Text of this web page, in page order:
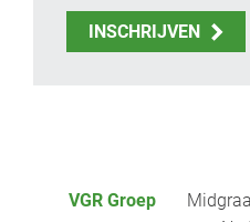
INSCHRIJVEN
VGR Groep